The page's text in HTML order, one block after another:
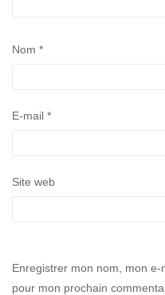
Nom *
E-mail *
Site web
Enregistrer mon nom, mon
pour mon prochain